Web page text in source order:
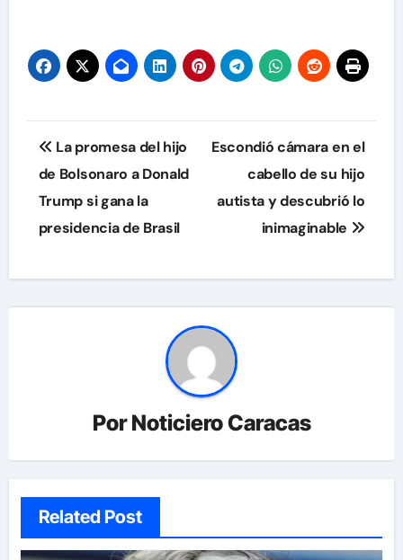
Navegación
de
entradas
La promesa del hijo
de Bolsonaro a Donald
Trump si gana la
presidencia de Brasil
Escondió cámara en el
cabello de su hijo
autista y descubrió lo
inimaginable
PorNoticiero Caracas
Related Post